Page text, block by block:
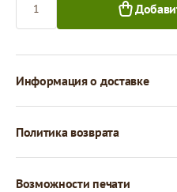
Информация о доставке
Политика возврата
Возможности печати